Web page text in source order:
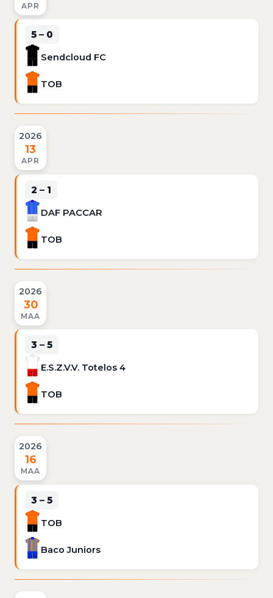
APR
5 – 0
Sendcloud FC
TOB
2026
13
APR
2 – 1
DAF PACCAR
TOB
2026
30
MAA
3 – 5
E.S.Z.V.V. Totelos 4
TOB
2026
16
MAA
3 – 5
TOB
Baco Juniors